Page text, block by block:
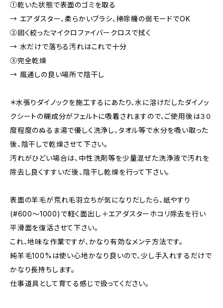
①乾いた状態で表面のゴミを取る
→ エアダスター、柔らかいブラシ、掃除機の弱モードでOK
②固く絞ったマイクロファイバークロスで拭く
→ 水だけで落ちる汚れはこれで十分
③完全乾燥
→ 風通しの良い場所で陰干し
＊水張りダイノックを施工するにあたり、水に溶けだしたダイノッ
クシートの糊成分がフェルトに吸着されますので、ご使用後は３０
度程度のぬるま湯で優しく洗浄し、タオル等で水分を吸い取った
後、陰干しで乾燥させて下さい。
汚れがひどい場合は、中性洗剤等を少量混ぜた洗浄液で汚れを
除去し良くすすいだ後、陰干し乾燥を行って下さい。
表面の羊毛が荒れ毛羽立ちが気になりだしたら、紙やすり
(#600〜1000)で軽く面出し＋エアダスターホコリ除去を行い
平滑面を復活させて下さい。
これ、地味な作業ですが、かなり有効なメンテ方法です。
純羊毛100%は使い心地かなり良いので、少し手入れするだけで
かなり長持ちします。
仕事道具として育てる感じで扱ってください。